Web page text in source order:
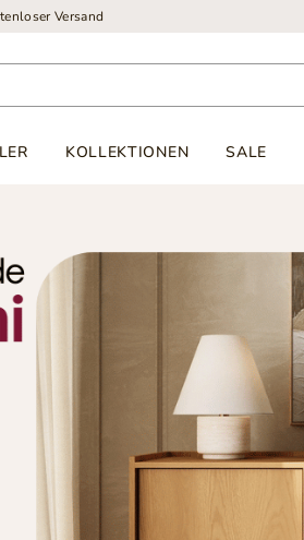
Versand
KOLLEKTIONEN SALE